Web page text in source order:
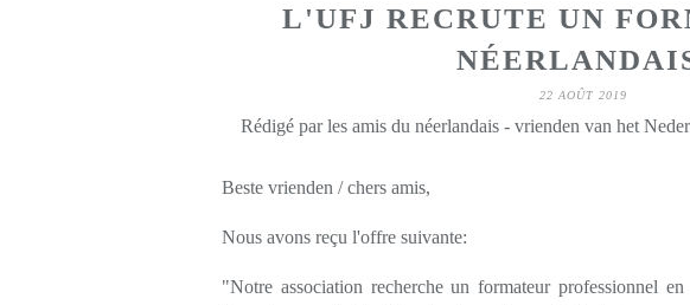
L'UFJ RECRUTE UN
22 AOÛT 2019
Rédigé par les amis du néerlandais - vrienden van het
Beste vrienden / chers amis,
Nous avons reçu l'offre suivante:
"Notre association recherche un formateur professionnel